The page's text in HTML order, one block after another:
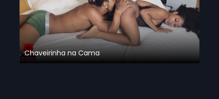
Chaveirinha na Cama